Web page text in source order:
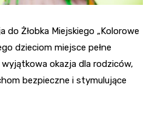
do Żłobka Miejskiego „Kolorowe
dzieciom miejsce pełne
okazja dla rodziców,
bezpieczne i stymulujące